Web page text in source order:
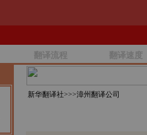
翻译流程 翻译速度
新华翻译社>>>漳州翻译公司